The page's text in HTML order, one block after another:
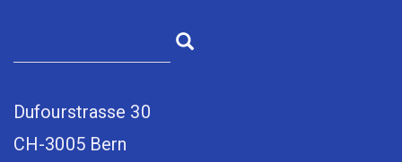
Dufourstrasse 30
CH-3005 Bern